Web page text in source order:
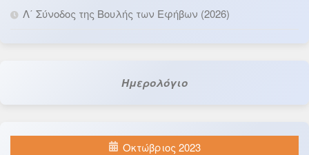
Λ΄ Σύνοδος της Βουλής των Εφήβων (2026)
Ημερολόγιο
Οκτώβριος 2023